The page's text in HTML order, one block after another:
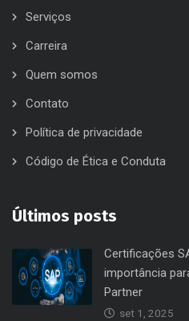
Serviços
Carreira
Quem somos
Contato
Política de privacidade
Código de Ética e Conduta
Últimos posts
Certificações
importância
Partner
set 1, 2025